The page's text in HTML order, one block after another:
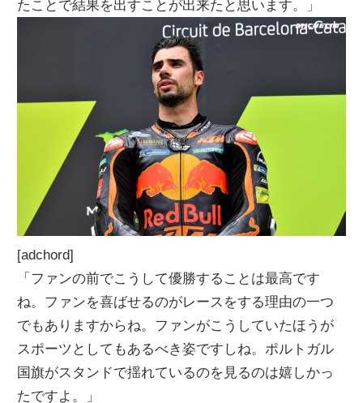
たことで結果を出すことが出来たと思います。」
[adchord]
「ファンの前でこうして優勝することは最高です
ね。ファンを喜ばせるのがレースをする理由の一つ
でもありますからね。ファンがこうしていたほうが
スポーツとしてもあるべき姿ですしね。ポルトガル
国旗がスタンドで揺れているのを見るのは嬉しかっ
たですよ。」